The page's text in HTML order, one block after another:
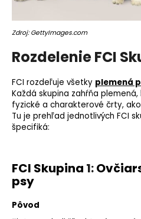
Zdroj: GettyImages.com
Rozdelenie FCI
FCI rozdeľuje všetky plemená
Každá skupina zahŕňa
fyzické a charakterové črty,
Tu je prehľad jednotlivých FCI
špecifiká:
FCI Skupina 1:
psy
Pôvod